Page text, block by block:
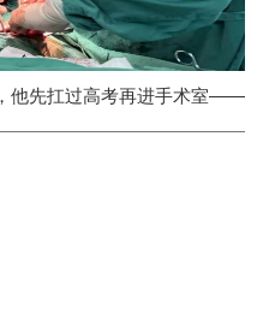
他先扛过高考再进手术室——